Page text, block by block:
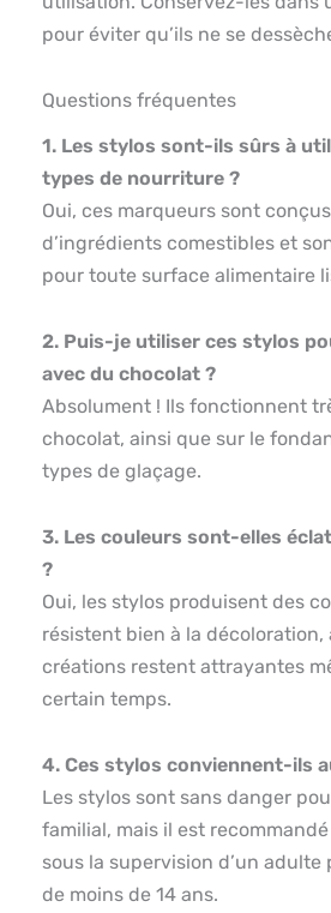
pour éviter qu’ils ne se
Questions fréquentes
1. Les stylos sont-ils sûrs à
types de nourriture ?
Oui, ces marqueurs sont
d’ingrédients comestibles et
pour toute surface alimentaire
2. Puis-je utiliser ces stylos
avec du chocolat ?
Absolument ! Ils fonctionnent
chocolat, ainsi que sur le
types de glaçage.
3. Les couleurs sont-elles
?
Oui, les stylos produisent des
résistent bien à la décoloration,
créations restent attrayantes
certain temps.
4. Ces stylos conviennent-ils
Les stylos sont sans danger
familial, mais il est
sous la supervision d’un adulte
de moins de 14 ans.